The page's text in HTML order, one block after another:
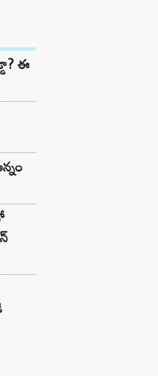
ఈ